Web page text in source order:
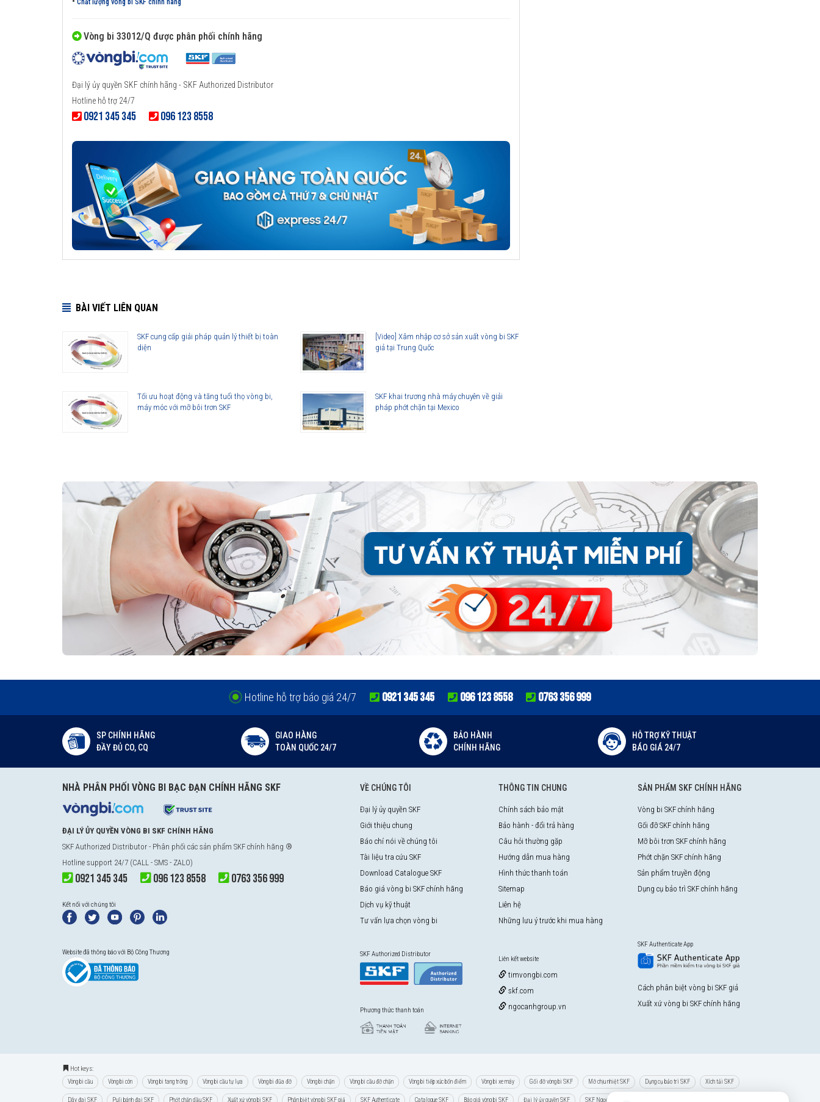
Chất lượng vòng bi SKF chính hãng
Vòng bi 33012/Q được phân phối chính hãng
Đại lý ủy quyền SKF chính hãng - SKF Authorized Distributor
Hotline hỗ trợ 24/7
0921 345 345 096 123 8558
BÀI VIẾT LIÊN QUAN
SKF cung cấp giải pháp quản lý thiết bị toàn
diện
[Video] Xâm nhập cơ sở sản xuất vòng bi SKF
giả tại Trung Quốc
Tối ưu hoạt động và tăng tuổi thọ vòng bi,
máy móc với mỡ bôi trơn SKF
SKF khai trương nhà máy chuyên về giải
pháp phớt chặn tại Mexico
Hotline hỗ trợ báo giá 24/7 0921 345 345 096 123 8558 0763 356 999
SP CHÍNH HÃNG
ĐẦY ĐỦ CO, CQ
GIAO HÀNG
TOÀN QUỐC 24/7
BẢO HÀNH
CHÍNH HÃNG
HỖ TRỢ KỸ THUẬT
BÁO GIÁ 24/7
NHÀ PHÂN PHỐI VÒNG BI BẠC ĐẠN CHÍNH HÃNG SKF
ĐẠI LÝ ỦY QUYỀN VÒNG BI SKF CHÍNH HÃNG
SKF Authorized Distributor - Phân phối các sản phẩm SKF chính hãng ®
Hotline support 24/7 (CALL - SMS - ZALO)
0921 345 345 096 123 8558 0763 356 999
Kết nối với chúng tôi
Website đã thông báo với Bộ Công Thương
VỀ CHÚNG TÔI
Đại lý ủy quyền SKF
Giới thiệu chung
Báo chí nói về chúng tôi
Tài liệu tra cứu SKF
Download Catalogue SKF
Báo giá vòng bi SKF chính hãng
Dịch vụ kỹ thuật
Tư vấn lựa chọn vòng bi
SKF Authorized Distributor
Phương thức thanh toán
THÔNG TIN CHUNG
Chính sách bảo mật
Bảo hành - đổi trả hàng
Câu hỏi thường gặp
Hướng dẫn mua hàng
Hình thức thanh toán
Sitemap
Liên hệ
Những lưu ý trước khi mua hàng
Liên kết website
timvongbi.com
skf.com
ngocanhgroup.vn
SẢN PHẨM SKF CHÍNH HÃNG
Vòng bi SKF chính hãng
Gối đỡ SKF chính hãng
Mỡ bôi trơn SKF chính hãng
Phớt chặn SKF chính hãng
Sản phẩm truyền động
Dụng cụ bảo trì SKF chính hãng
SKF Authenticate App
Cách phân biệt vòng bi SKF giả
Xuất xứ vòng bi SKF chính hãng
Hot keys:
Vòng bi cầu Vòng bi côn Vòng bi tang trống Vòng bi cầu tự lựa Vòng bi đũa đỡ Vòng bi chặn Vòng bi cầu đỡ chặn Vòng bi tiếp xúc bốn điểm Vòng bi xe máy Gối đỡ vòng bi SKF Mỡ chịu nhiệt SKF Dụng cụ bảo trì SKF Xích tải SKF
Dây đai SKF Puli bánh đai SKF Phớt chặn dầu SKF Xuất xứ vòng bi SKF Phân biệt vòng bi SKF giả SKF Authenticate Catalogue SKF Báo giá vòng bi SKF Đại lý ủy quyền SKF SKF Ngọc Anh